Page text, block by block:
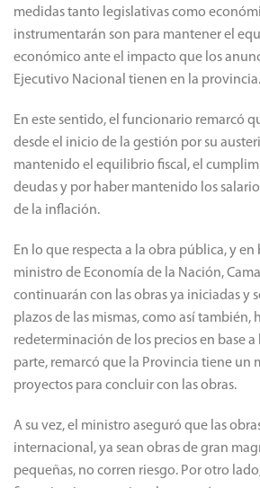
medidas tanto legislativas como
instrumentarán son para mantener el
económico ante el impacto que los
Ejecutivo Nacional tienen en la provincia.
En este sentido, el funcionario remarcó
desde el inicio de la gestión por su
mantenido el equilibrio fiscal, el
deudas y por haber mantenido los
de la inflación.
En lo que respecta a la obra pública, y en
ministro de Economía de la Nación,
continuarán con las obras ya iniciadas y
plazos de las mismas, como así también,
redeterminación de los precios en base
parte, remarcó que la Provincia tiene un
proyectos para concluir con las obras.
A su vez, el ministro aseguró que las
internacional, ya sean obras de gran
pequeñas, no corren riesgo. Por otro